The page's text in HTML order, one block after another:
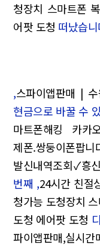
청장치 스마트폰
어팟 도청 떠났습
,스파이앱판매 |
현금으로 바꿀 수
마트폰해킹 카카
제폰.쌍둥이폰팝니
발신내역조회✓흥
번째 ,24시간 친절
청가능 도청장치
도청 에어팟 도청
파이앱판매,실시간